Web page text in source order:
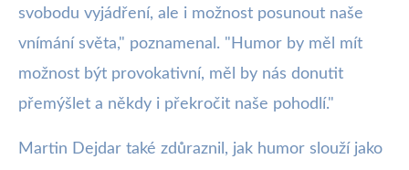
svobodu vyjádření, ale i možnost posunout naše
vnímání světa," poznamenal. "Humor by měl mít
možnost být provokativní, měl by nás donutit
přemýšlet a někdy i překročit naše pohodlí."
Martin Dejdar také zdůraznil, jak humor slouží jako